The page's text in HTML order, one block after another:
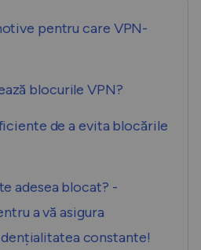
pentru care VPN-
blocurile VPN?
de a evita blocările
adesea blocat? -
a vă asigura
constante!